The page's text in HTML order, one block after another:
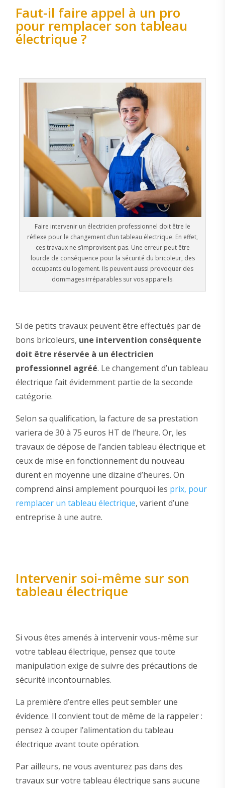
Faut-il faire appel à un pro
pour remplacer son tableau
électrique ?
Faire intervenir un électricien professionnel doit être le
réflexe pour le changement d’un tableau électrique. En effet,
ces travaux ne s’improvisent pas. Une erreur peut être
lourde de conséquence pour la sécurité du bricoleur, des
occupants du logement. Ils peuvent aussi provoquer des
dommages irréparables sur vos appareils.
Si de petits travaux peuvent être effectués par de
bons bricoleurs, une intervention conséquente
doit être réservée à un électricien
professionnel agréé. Le changement d’un tableau
électrique fait évidemment partie de la seconde
catégorie.
Selon sa qualification, la facture de sa prestation
variera de 30 à 75 euros HT de l’heure. Or, les
travaux de dépose de l’ancien tableau électrique et
ceux de mise en fonctionnement du nouveau
durent en moyenne une dizaine d’heures. On
comprend ainsi amplement pourquoi les prix, pour
remplacer un tableau électrique, varient d’une
entreprise à une autre.
Intervenir soi-même sur son
tableau électrique
Si vous êtes amenés à intervenir vous-même sur
votre tableau électrique, pensez que toute
manipulation exige de suivre des précautions de
sécurité incontournables.
La première d’entre elles peut sembler une
évidence. Il convient tout de même de la rappeler :
pensez à couper l’alimentation du tableau
électrique avant toute opération.
Par ailleurs, ne vous aventurez pas dans des
travaux sur votre tableau électrique sans aucune